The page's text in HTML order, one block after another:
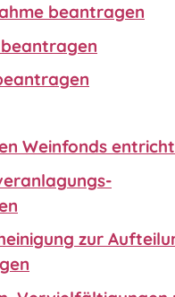
beantragen
Weinfonds
zur